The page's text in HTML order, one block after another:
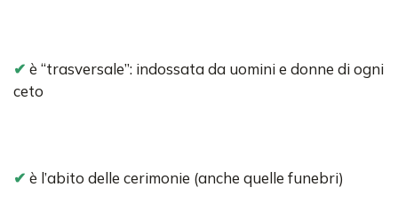
✔ è “trasversale”: indossata da uomini e donne di ogni
ceto
✔ è l’abito delle cerimonie (anche quelle funebri)